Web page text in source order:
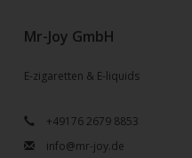
Mr-Joy GmbH
E-zigaretten & E-liquids
+49176 2679 8853
info@mr-joy.de